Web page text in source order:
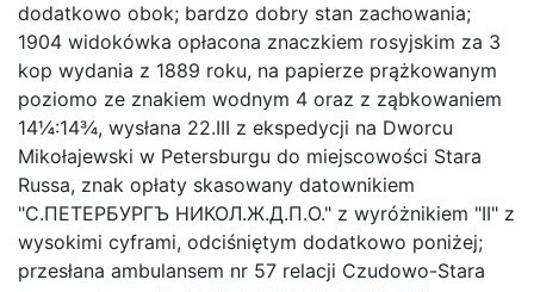
Home page
dodatkowo obok; bardzo dobry stan zachowania;
1904 widokówka opłacona znaczkiem rosyjskim za 3
kop wydania z 1889 roku, na papierze prążkowanym
poziomo ze znakiem wodnym 4 oraz z ząbkowaniem
14¼:14¾, wysłana 22.III z ekspedycji na Dworcu
Mikołajewski w Petersburgu do miejscowości Stara
Russa, znak opłaty skasowany datownikiem
"С.ПЕТЕРБУРГЪ НИКОЛ.Ж.Д.П.О." z wyróżnikiem "II" z
wysokimi cyframi, odciśniętym dodatkowo poniżej;
przesłana ambulansem nr 57 relacji Czudowo-Stara